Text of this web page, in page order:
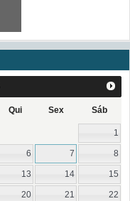
Qui Sex Sáb
1
6 7 8
13 14 15
20 21 22